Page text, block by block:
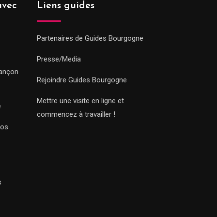
Liens guides
Partenaires de Guides Bourgogne
Presse/Media
Rejoindre Guides Bourgogne
Mettre une visite en ligne et
commencez à travailler !